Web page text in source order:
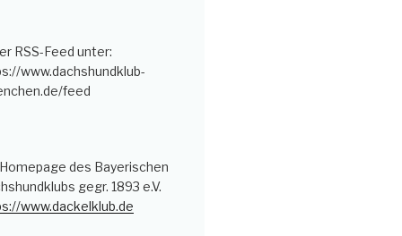
RSS-Feed unter:
www.dachshundklub-
feed
des Bayerischen
gegr. 1893 e.V.
www.dackelklub.de